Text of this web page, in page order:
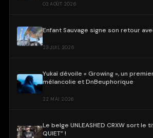
03 AOÛT 2026
Enfant Sauvage signe son retour
23 JUIL 2026
Yukaï dévoile « Growing », un
mélancolie et DnBeuphorique
22 MAI 2026
Le belge UNLEASHED CRXW sort le
QUIET” !